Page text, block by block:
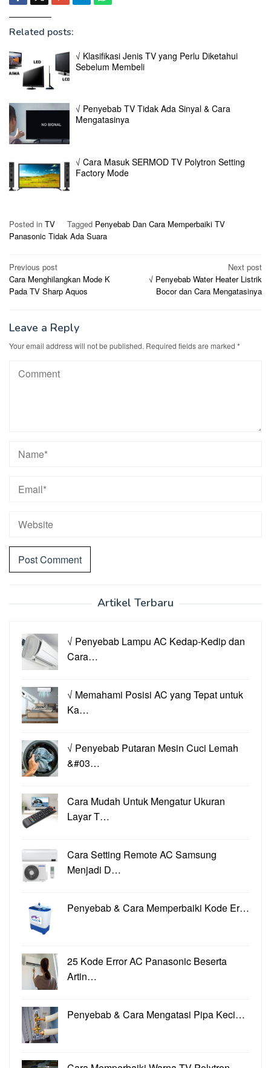
Related posts:
√ Klasifikasi Jenis TV yang Perlu Diketahui
Sebelum Membeli
√ Penyebab TV Tidak Ada Sinyal & Cara
Mengatasinya
√ Cara Masuk SERMOD TV Polytron Setting
Factory Mode
Posted in TV Tagged Penyebab Dan Cara Memperbaiki TV
Panasonic Tidak Ada Suara
Post
navigation
Previous post
Cara Menghilangkan Mode K
Pada TV Sharp Aquos
Next post
√ Penyebab Water Heater Listrik
Bocor dan Cara Mengatasinya
Leave a Reply
Your email address will not be published. Required fields are marked *
Artikel Terbaru
√ Penyebab Lampu AC Kedap-Kedip dan
Cara…
√ Memahami Posisi AC yang Tepat untuk
Ka…
√ Penyebab Putaran Mesin Cuci Lemah
&#03…
Cara Mudah Untuk Mengatur Ukuran
Layar T…
Cara Setting Remote AC Samsung
Menjadi D…
Penyebab & Cara Memperbaiki Kode Er…
25 Kode Error AC Panasonic Beserta
Artin…
Penyebab & Cara Mengatasi Pipa Keci…